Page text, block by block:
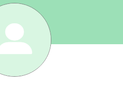
App
Blog